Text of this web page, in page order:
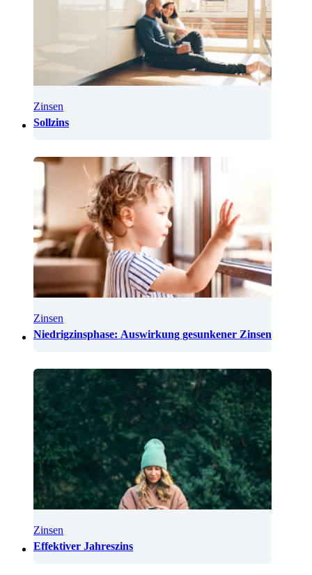
Zinsen
Sollzins
Zinsen
Niedrigzinsphase: Auswirkung gesunkener Zinsen
Zinsen
Effektiver Jahreszins